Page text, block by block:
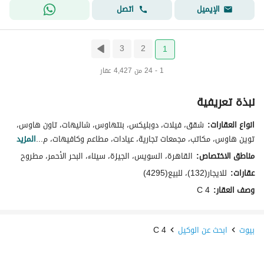
الإيميل
اتصل
1
2
3
1 - 24 من 4,427 عقار
نبذة تعريفية
انواع العقارات: شقق، فيلات، دوبليكس، بنتهاوس، شاليهات، تاون هاوس،
توين هاوس، مکاتب، مجمعات تجارية، عيادات، مطاعم وكافيهات، م...المزيد
مناطق الاختصاص: القاهرة، السويس، الجيزة، سيناء، البحر الأحمر، مطروح
عقارات: للايجار(132)، للبيع(4295)
وصف العقار: 4 C
بيوت ابحث عن الوكيل 4 C